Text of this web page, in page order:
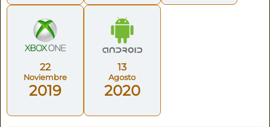
22
Noviembre
2019
13
Agosto
2020